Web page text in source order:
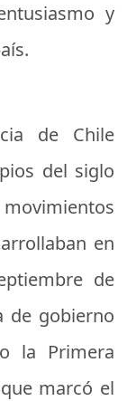
y
de Chile
del siglo
en
de
de gobierno
la Primera
marcó el